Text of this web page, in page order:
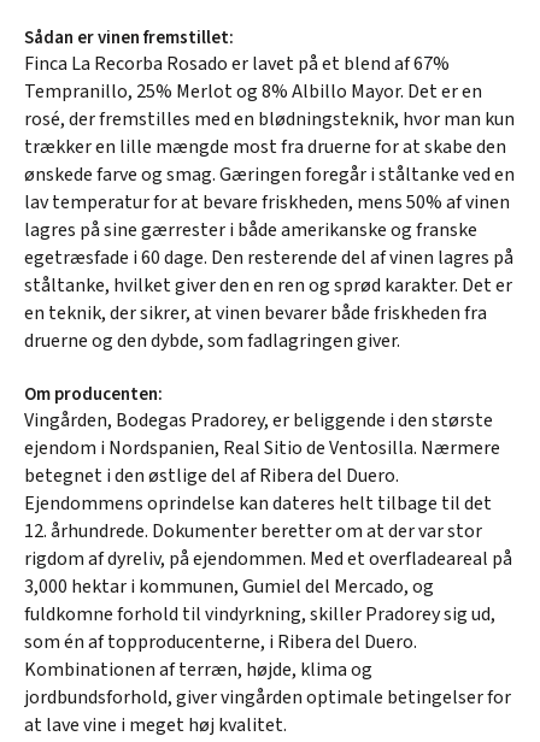
Sådan er vinen fremstillet:
Finca La Recorba Rosado er lavet på et blend af 67%
Tempranillo, 25% Merlot og 8% Albillo Mayor. Det er en
rosé, der fremstilles med en blødningsteknik, hvor man kun
trækker en lille mængde most fra druerne for at skabe den
ønskede farve og smag. Gæringen foregår i ståltanke ved en
lav temperatur for at bevare friskheden, mens 50% af vinen
lagres på sine gærrester i både amerikanske og franske
egetræsfade i 60 dage. Den resterende del af vinen lagres på
ståltanke, hvilket giver den en ren og sprød karakter. Det er
en teknik, der sikrer, at vinen bevarer både friskheden fra
druerne og den dybde, som fadlagringen giver.
Om producenten:
Vingården, Bodegas Pradorey, er beliggende i den største
ejendom i Nordspanien, Real Sitio de Ventosilla. Nærmere
betegnet i den østlige del af Ribera del Duero.
Ejendommens oprindelse kan dateres helt tilbage til det
12. århundrede. Dokumenter beretter om at der var stor
rigdom af dyreliv, på ejendommen. Med et overfladeareal på
3,000 hektar i kommunen, Gumiel del Mercado, og
fuldkomne forhold til vindyrkning, skiller Pradorey sig ud,
som én af topproducenterne, i Ribera del Duero.
Kombinationen af terræn, højde, klima og
jordbundsforhold, giver vingården optimale betingelser for
at lave vine i meget høj kvalitet.